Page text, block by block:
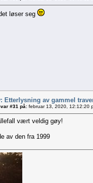
løser seg
Etterlysning av gammel
#31 på: februar 13, 2020, 12:12:20
vært veldig gøy!
av den fra 1999